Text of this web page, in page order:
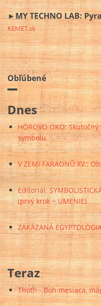
►MY TECHNO LAB:
KEMET.sk
Obľúbené
Dnes
HÓROVO OKO:
symbolu
V ZEMI FARAONŮ XV.:
Editoriál:
(prvý krok ~ UMENIE)
ZAKÁZANÁ
Teraz
Thoth - Boh mesiaca,